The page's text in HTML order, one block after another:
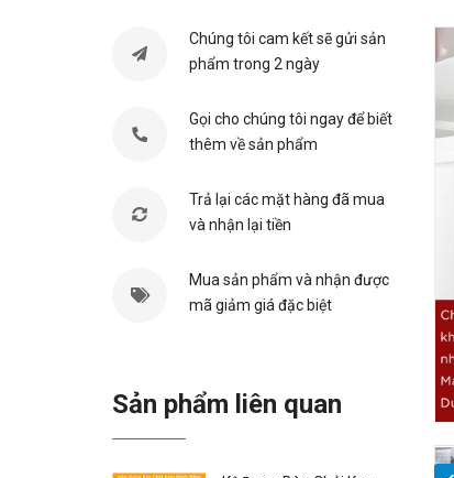
Chúng tôi cam kết sẽ gửi sản
phẩm trong 2 ngày
Gọi cho chúng tôi ngay để biết
thêm về sản phẩm
Trả lại các mặt hàng đã mua
và nhận lại tiền
Mua sản phẩm và nhận được
mã giảm giá đặc biệt
Sản phẩm liên quan